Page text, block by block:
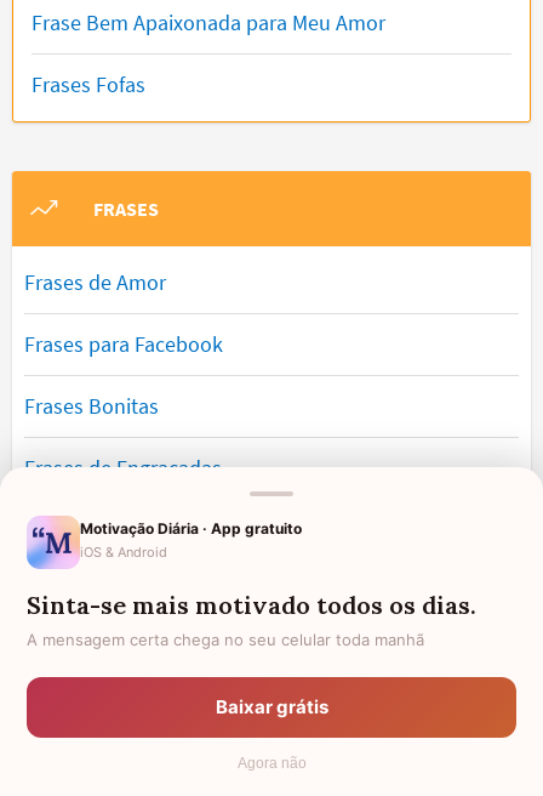
Frase Bem Apaixonada para Meu Amor
Frases Fofas
FRASES
Frases de Amor
Frases para Facebook
Frases Bonitas
Frases de Engraçadas
Frases Românticas
Frases de Reflexão
Frases Lindas
Motivação Diária · App gratuito
iOS & Android
Sinta-se mais motivado todos os dias.
A mensagem certa chega no seu celular toda manhã
Baixar grátis
Agora não